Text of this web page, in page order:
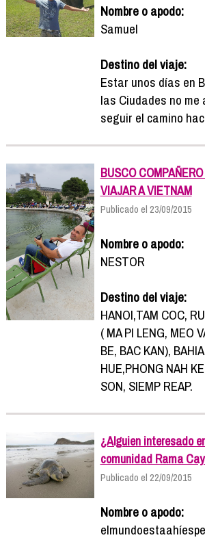
Nombre o apodo:
Samuel
Destino del viaje:
Estar unos días en
las Ciudades no me
seguir el camino
BUSCO
VIAJAR A VIETNAM
Publicado el 23/09/2015
Nombre o apodo:
NESTOR
Destino del viaje:
HANOI,TAM COC,
( MA PI LENG, MEO
BE, BAC KAN),
HUE,PHONG NAH
SON, SIEMP REAP.
¿Alguien interesado
comunidad Rama
Publicado el 22/09/2015
Nombre o apodo: